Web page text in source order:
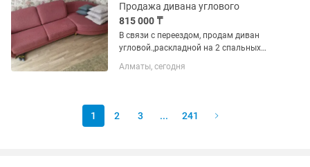
Продажа дивана углового
815 000 ₸
В связи с переездом, продам диван
угловой.,раскладной на 2 спальных
Диван в эксплуатации 2
Алматы, сегодня
1 2 3 ... 241